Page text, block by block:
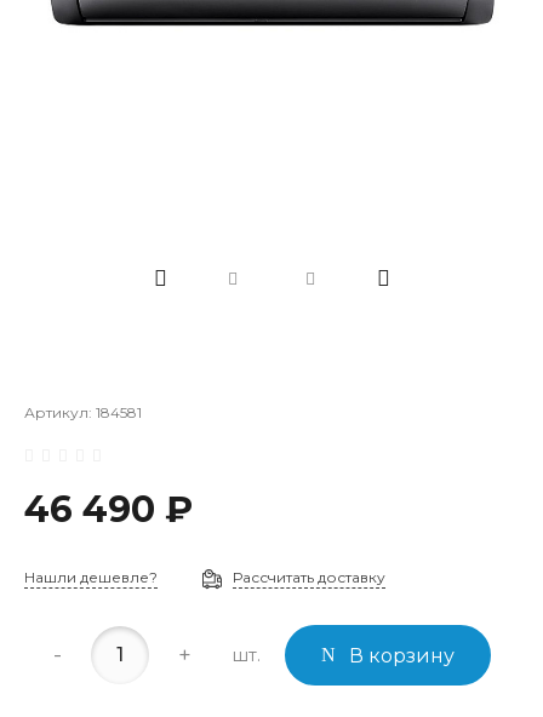
Артикул: 184581
46 490 ₽
Нашли дешевле? Рассчитать доставку
- + шт. В корзину